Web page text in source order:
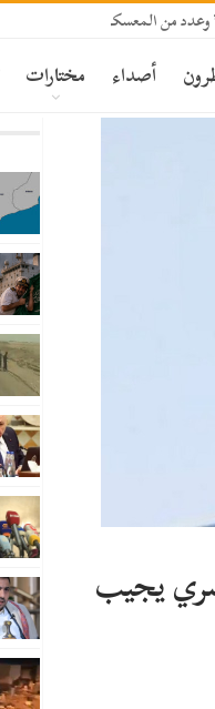
من المعسكرات بمأرب
أصداء مختارات
يجيب